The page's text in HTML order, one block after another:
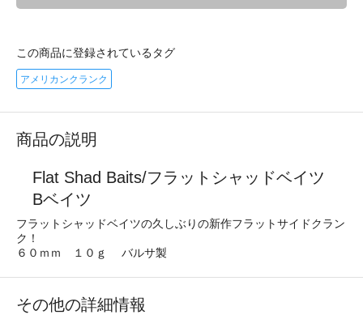
この商品に登録されているタグ
アメリカンクランク
商品の説明
Flat Shad Baits/フラットシャッドベイツ
Bベイツ
フラットシャッドベイツの久しぶりの新作フラットサイドクラン
ク！
６０ｍｍ １０ｇ バルサ製
その他の詳細情報